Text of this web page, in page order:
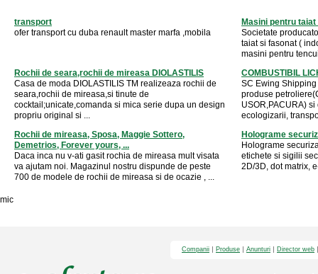
transport
ofer transport cu duba renault master marfa ,mobila
Masini pentru
Societate
taiat si fasonat (
masini pentru
Rochii de seara,rochii de mireasa DIOLASTILIS
Casa de moda DIOLASTILIS TM realizeaza rochii de
seara,rochii de mireasa,si tinute de
cocktail;unicate,comanda si mica serie dupa un design
propriu original si ...
COMBUSTIBIL
SC Ewing
produse
USOR,PACURA)
ecologizarii,
Rochii de mireasa, Sposa, Maggie Sottero,
Demetrios, Forever yours, ...
Daca inca nu v-ati gasit rochia de mireasa mult visata
va ajutam noi. Magazinul nostru dispunde de peste
700 de modele de rochii de mireasa si de ocazie , ...
Holograme
Holograme
etichete si sigilii
2D/3D, dot matrix,
mic
Companii Produse Anunturi Director web